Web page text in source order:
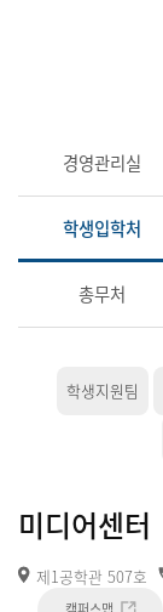
경영관리실
학생입학처
총무처
학생지원팀
미디어센터
제1공학관 507호